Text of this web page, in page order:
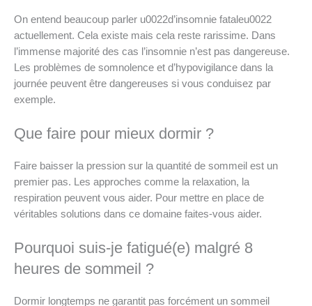
On entend beaucoup parler u0022d’insomnie fataleu0022
actuellement. Cela existe mais cela reste rarissime. Dans
l’immense majorité des cas l’insomnie n’est pas dangereuse.
Les problèmes de somnolence et d’hypovigilance dans la
journée peuvent être dangereuses si vous conduisez par
exemple.
Que faire pour mieux dormir ?
Faire baisser la pression sur la quantité de sommeil est un
premier pas. Les approches comme la relaxation, la
respiration peuvent vous aider. Pour mettre en place de
véritables solutions dans ce domaine faites-vous aider.
Pourquoi suis-je fatigué(e) malgré 8
heures de sommeil ?
Dormir longtemps ne garantit pas forcément un sommeil